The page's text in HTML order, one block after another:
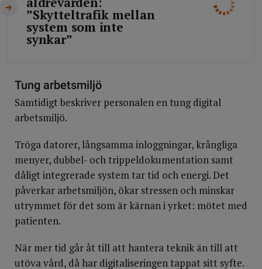
”Skytteltrafik mellan
system som inte
synkar”
Tung arbetsmiljö
Samtidigt beskriver personalen en tung digital
arbetsmiljö.
Tröga datorer, långsamma inloggningar, krångliga
menyer, dubbel- och trippeldokumentation samt
dåligt integrerade system tar tid och energi. Det
påverkar arbetsmiljön, ökar stressen och minskar
utrymmet för det som är kärnan i yrket: mötet med
patienten.
När mer tid går åt till att hantera teknik än till att
utöva vård, då har digitaliseringen tappat sitt syfte.